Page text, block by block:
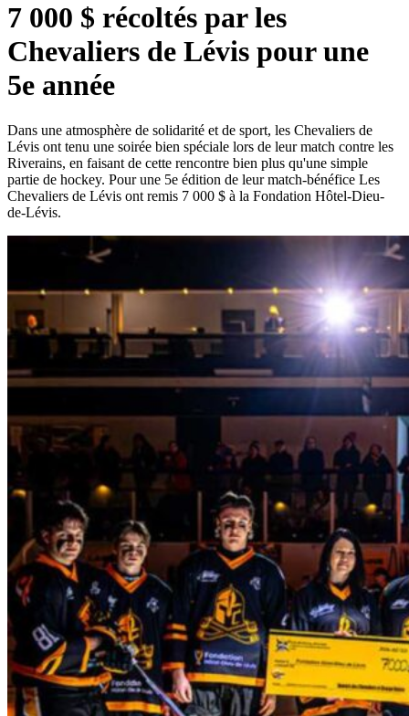
7 000 $ récoltés par les
Chevaliers de Lévis pour une
5e année
Dans une atmosphère de solidarité et de sport, les Chevaliers de
Lévis ont tenu une soirée bien spéciale lors de leur match contre les
Riverains, en faisant de cette rencontre bien plus qu'une simple
partie de hockey. Pour une 5e édition de leur match-bénéfice Les
Chevaliers de Lévis ont remis 7 000 $ à la Fondation Hôtel-Dieu-
de-Lévis.